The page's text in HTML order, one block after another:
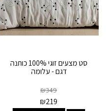
סט מצעים זוגי 100% כותנה
דגם - עלומה
₪349
₪219